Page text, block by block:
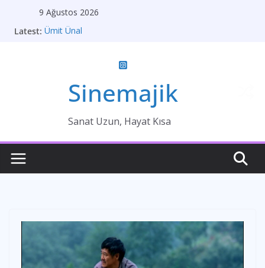
9 Ağustos 2026
Latest: Ümit Ünal
Kırık Bir Aşk Hikayesi
Sinemajik
Sanat Uzun, Hayat Kısa